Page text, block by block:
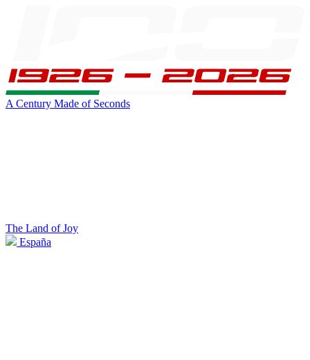
A Century Made of Seconds
The Land of Joy
España